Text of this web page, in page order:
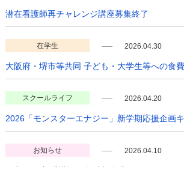
潜在看護師再チャレンジ講座募集終了
在学生 2026.04.30
大阪府・堺市等共同 子ども・大学生等への食
スクールライフ 2026.04.20
2026「モンスターエナジー」新学期応援企画
お知らせ 2026.04.10